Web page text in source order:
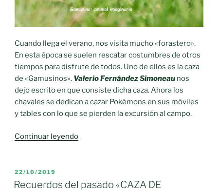
Cuando llega el verano, nos visita mucho «forastero».
En esta época se suelen rescatar costumbres de otros
tiempos para disfrute de todos. Uno de ellos es la caza
de «Gamusinos». Valerio Fernández Simoneau nos
dejo escrito en que consiste dicha caza. Ahora los
chavales se dedican a cazar Pokémons en sus móviles
y tables con lo que se pierden la excursión al campo.
Continuar leyendo«CAZA
PUBLICADO
EL
22/10/2019
Recuerdos del pasado «CAZA DE